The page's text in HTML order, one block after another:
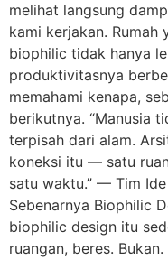
melihat langsung
kami kerjakan. Rumah
biophilic tidak hanya
produktivitasnya
memahami kenapa,
berikutnya. “Manusia
terpisah dari alam.
koneksi itu — satu
satu waktu.” — Tim Ide
Sebenarnya Biophilic
biophilic design itu
ruangan, beres.